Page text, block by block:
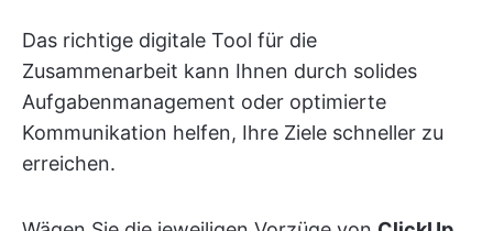
Das richtige digitale Tool für die
Zusammenarbeit kann Ihnen durch solides
Aufgabenmanagement oder optimierte
Kommunikation helfen, Ihre Ziele schneller zu
erreichen.